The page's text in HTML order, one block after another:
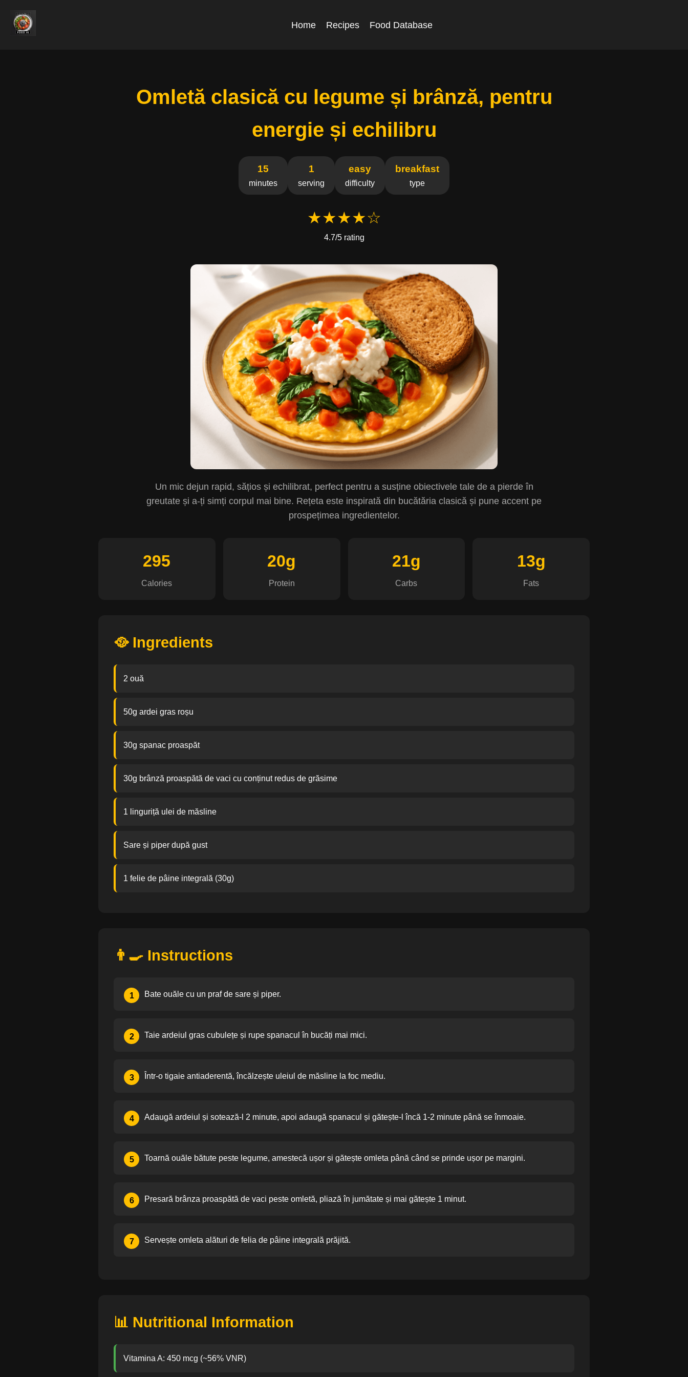
Home Recipes Food Database
Omletă clasică cu legume și brânză, pentru
energie și echilibru
15
minutes
1
serving
easy
difficulty
breakfast
type
★★★★☆
4.7/5 rating
Un mic dejun rapid, sățios și echilibrat, perfect pentru a susține obiectivele tale de a pierde în
greutate și a-ți simți corpul mai bine. Rețeta este inspirată din bucătăria clasică și pune accent pe
prospețimea ingredientelor.
295
Calories
20g
Protein
21g
Carbs
13g
Fats
🥘 Ingredients
2 ouă
50g ardei gras roșu
30g spanac proaspăt
30g brânză proaspătă de vaci cu conținut redus de grăsime
1 linguriță ulei de măsline
Sare și piper după gust
1 felie de pâine integrală (30g)
👨‍🍳 Instructions
1 Bate ouăle cu un praf de sare și piper.
2 Taie ardeiul gras cubulețe și rupe spanacul în bucăți mai mici.
3 Într-o tigaie antiaderentă, încălzește uleiul de măsline la foc mediu.
4 Adaugă ardeiul și sotează-l 2 minute, apoi adaugă spanacul și gătește-l încă 1-2 minute până se înmoaie.
5 Toarnă ouăle bătute peste legume, amestecă ușor și gătește omleta până când se prinde ușor pe margini.
6 Presară brânza proaspătă de vaci peste omletă, pliază în jumătate și mai gătește 1 minut.
7 Servește omleta alături de felia de pâine integrală prăjită.
📊 Nutritional Information
Vitamina A: 450 mcg (~56% VNR)